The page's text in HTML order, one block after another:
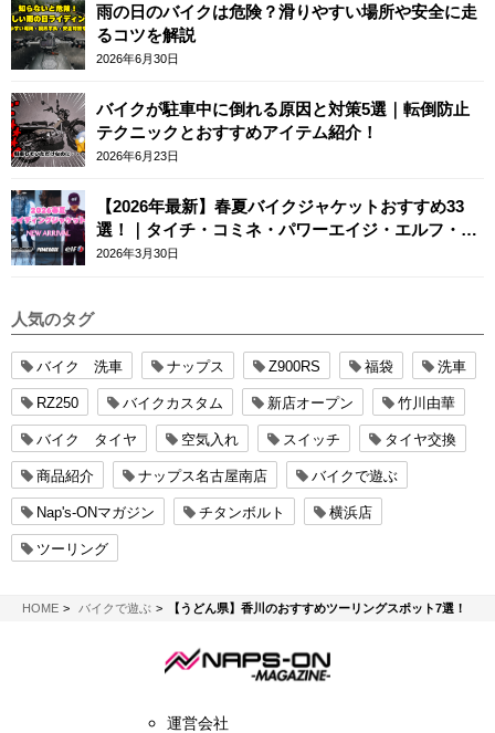
雨の日のバイクは危険？滑りやすい場所や安全に走
るコツを解説
2026年6月30日
バイクが駐車中に倒れる原因と対策5選｜転倒防止
テクニックとおすすめアイテム紹介！
2026年6月23日
【2026年最新】春夏バイクジャケットおすすめ33
選！｜タイチ・コミネ・パワーエイジ・エルフ・エ
ースカフェロンドン
2026年3月30日
人気のタグ
バイク 洗車 ナップス Z900RS 福袋 洗車
RZ250 バイクカスタム 新店オープン 竹川由華
バイク タイヤ 空気入れ スイッチ タイヤ交換
商品紹介 ナップス名古屋南店 バイクで遊ぶ
Nap's-ONマガジン チタンボルト 横浜店
ツーリング
HOMENAPS-ON マガジン
バイクで遊ぶ 【うどん県】香川のおすすめツーリングスポット7選！
運営会社